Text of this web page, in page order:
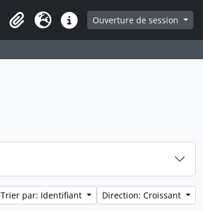
Presse-papier
LangueLiens rapidesOuverture de session
Trier par: Identifiant Direction: Croissant